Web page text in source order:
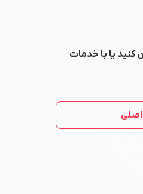
کنید یا با خدمات